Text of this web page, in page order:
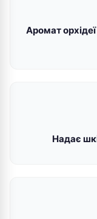
Аромат
Надає